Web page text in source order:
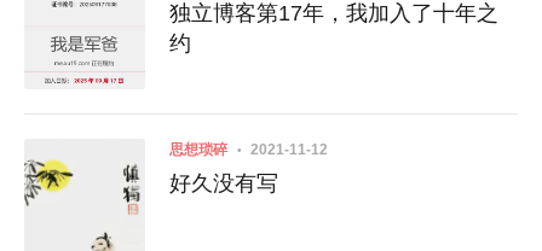
独立博客第17年，我加入了十年之
约
思想琐碎 2021-11-12
好久没有写